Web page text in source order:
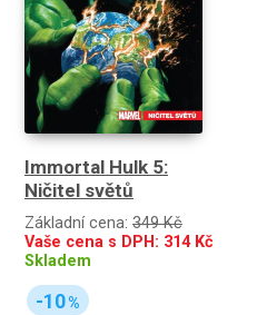
Immortal Hulk 5:
Ničitel světů
Základní cena: 349 Kč
Vaše cena s DPH: 314Kč
Skladem
-10%